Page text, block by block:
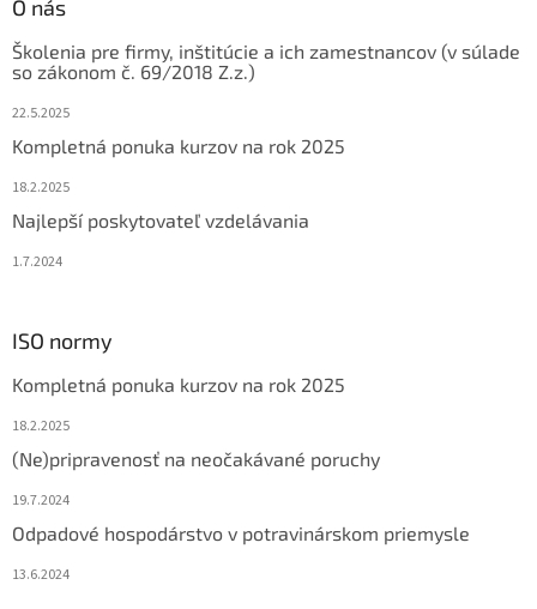
O nás
Školenia pre firmy, inštitúcie a ich zamestnancov (v súlade
so zákonom č. 69/2018 Z.z.)
22.5.2025
Kompletná ponuka kurzov na rok 2025
18.2.2025
Najlepší poskytovateľ vzdelávania
1.7.2024
ISO normy
Kompletná ponuka kurzov na rok 2025
18.2.2025
(Ne)pripravenosť na neočakávané poruchy
19.7.2024
Odpadové hospodárstvo v potravinárskom priemysle
13.6.2024